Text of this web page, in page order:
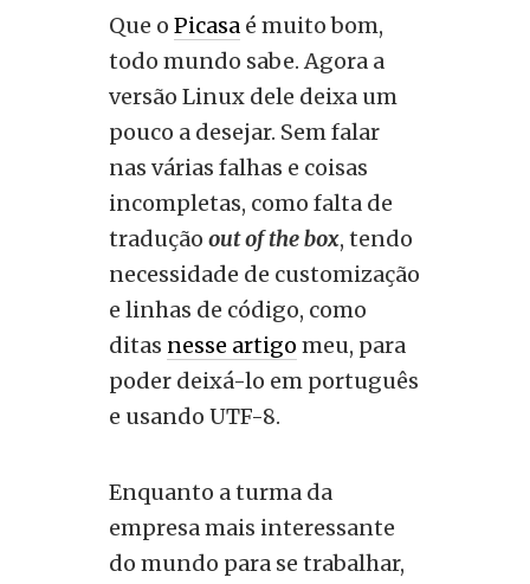
Que o Picasa é muito bom,
todo mundo sabe. Agora a
versão Linux dele deixa um
pouco a desejar. Sem falar
nas várias falhas e coisas
incompletas, como falta de
tradução out of the box, tendo
necessidade de customização
e linhas de código, como
ditas nesse artigo meu, para
poder deixá-lo em português
e usando UTF-8.
Enquanto a turma da
empresa mais interessante
do mundo para se trabalhar,